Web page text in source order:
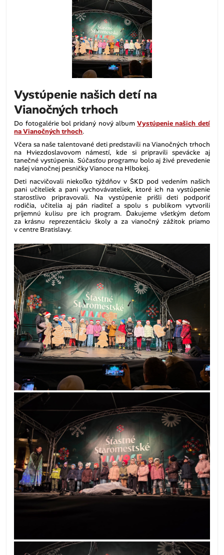
Vystúpenie našich detí na
Vianočných trhoch
Do fotogalérie bol pridaný nový albumVystúpenie našich detí
na Vianočných trhoch.
Včera sa naše talentované deti predstavili na Vianočných trhoch
na Hviezdoslavovom námestí, kde si pripravili spevácke aj
tanečné vystúpenia. Súčasťou programu bolo aj živé prevedenie
našej vianočnej pesničky Vianoce na Hlbokej.
Deti nacvičovali niekoľko týždňov v ŠKD pod vedením našich
pani učiteliek a pani vychovávateliek, ktoré ich na vystúpenie
starostlivo pripravovali. Na vystúpenie prišli deti podporiť
rodičia, učitelia aj pán riaditeľ a spolu s publikom vytvorili
príjemnú kulisu pre ich program. Ďakujeme všetkým deťom
za krásnu reprezentáciu školy a za vianočný zážitok priamo
v centre Bratislavy.